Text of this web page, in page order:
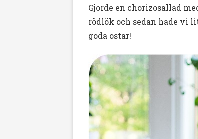
Gjorde en chorizosallad
rödlök och sedan hade vi
goda ostar!